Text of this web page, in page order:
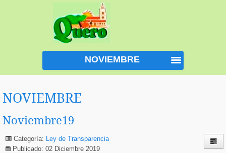
NOVIEMBRE
NOVIEMBRE
Noviembre19
Categoría: Ley de Transparencia
Publicado: 02 Diciembre 2019